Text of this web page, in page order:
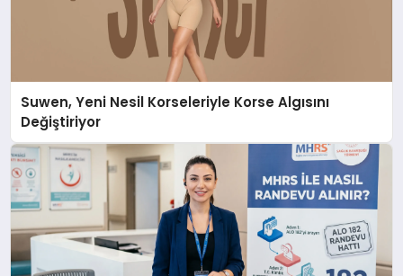
Suwen, Yeni Nesil Korseleriyle Korse Algısını
Değiştiriyor